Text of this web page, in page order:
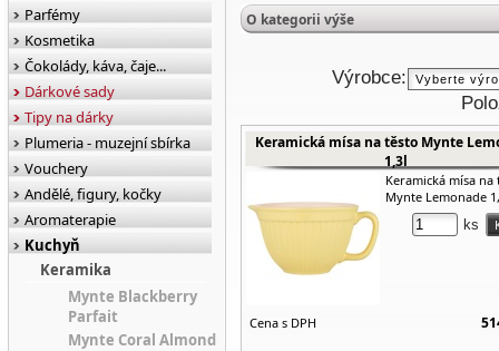
O kategorii výše
Výrobce:
Keramická mísa na těsto Mynte
1,3l
Keramická mísa na
Mynte Lemonade
ks
Cena s DPH
Parfémy
Kosmetika
Čokolády, káva, čaje...
Dárkové sady
Tipy na dárky
Plumeria - muzejní sbírka
Vouchery
Andělé, figury, kočky
Aromaterapie
Kuchyň
Keramika
Mynte Blackberry
Parfait
Mynte Coral Almond